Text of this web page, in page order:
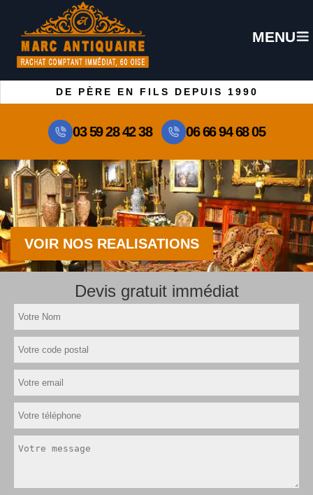
MENU
DE PÈRE EN FILS DEPUIS 1990
03 59 28 42 38 06 66 94 68 05
VOIR NOS REALISATIONS
Devis gratuit immédiat